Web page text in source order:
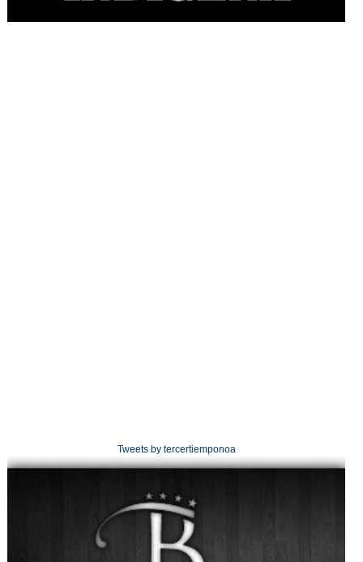
Tweets by tercertiemponoa